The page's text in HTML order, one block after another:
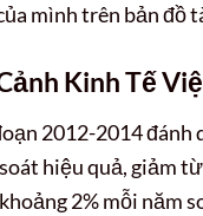
mình trên bản đồ
Kinh Tế
2012-2014
hiệu quả, giảm
2% mỗi năm